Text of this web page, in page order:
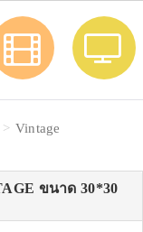
Vintage
ขนาด 30*30